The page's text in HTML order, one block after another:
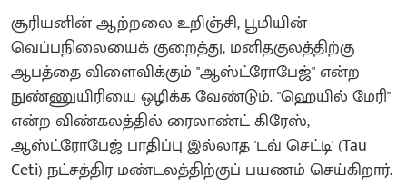
சூரியனின் ஆற்றலை உறிஞ்சி, பூமியின்
வெப்பநிலையைக் குறைத்து, மனிதகுலத்திற்கு
ஆபத்தை விளைவிக்கும் "ஆஸ்ட்ரோபேஜ்" என்ற
நுண்ணுயிரியை ஒழிக்க வேண்டும். "ஹெயில் மேரி"
என்ற விண்கலத்தில் ரைலாண்ட் கிரேஸ்,
ஆஸ்ட்ரோபேஜ் பாதிப்பு இல்லாத 'டவ் செட்டி' (Tau
Ceti) நட்சத்திர மண்டலத்திற்குப் பயணம் செய்கிறார்.